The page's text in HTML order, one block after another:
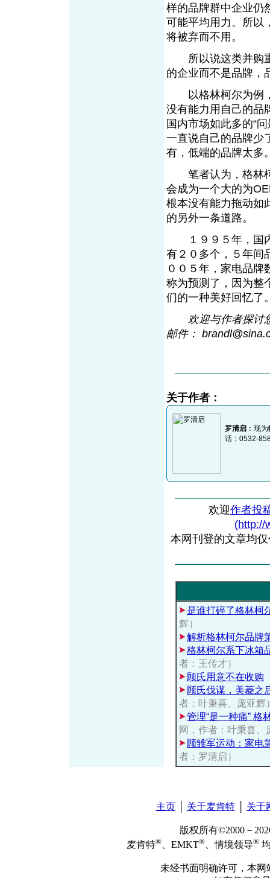
样的品牌群中企业仍
可能平均用力。所以
将被弃而不用。
所以说这类并购重
的企业而不是品牌，
以格林柯尔为例，
没有能力用自己的品
国内市场如此多的“
一直说自己的品牌少
有，低端的品牌太多
笔者认为，格林柯
会成为一个大的为
根本没有能力拖动如
的另外一条道路。
１９９５年，国内
有２０多个，５年间
００５年，家电品牌
称为预测了，因为整
们的一种美好回忆了
欢迎与作者探讨您
邮件： brandl@sina
关于作者：
罗清启 ：现
话：0532-
欢迎作者投
(http://
本网刊登的文章均
是谁打碎了格林柯
辉）
解析格林柯尔品牌
格林柯尔系下冰箱
者：王传才）
顾氏用意不在收购
顾氏伐谋，美菱之
者：叶秉喜、庞亚辉
管理“是一种痛” 格
网，作者：叶秉喜、
顾雏军运动：家电
者：罗清启）
主页│ 关于麦肯特│ 关于
版权所有©2000－
麦肯特® 、EMKT® 、情境领导®
未经书面明确许可，本